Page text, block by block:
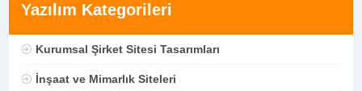
Yazılım Kategorileri
Kurumsal Şirket Sitesi Tasarımları
İnşaat ve Mimarlık Siteleri